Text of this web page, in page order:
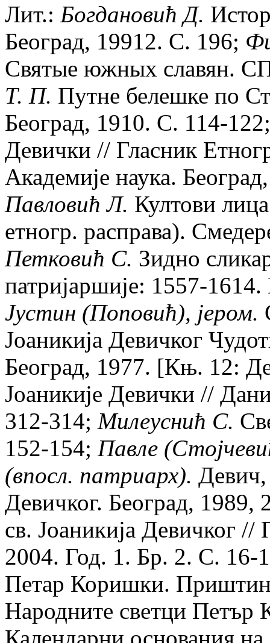
Лит.: Богдановић Д.
Београд, 19912. С. 196;
Святые южных славян.
Т. П. Путне белешке по
Београд, 1910. С. 114-
Девички // Гласник
Академиjе наука.
Павловић Л. Култови
етногр. расправа).
Петковић С. Зидно
патриjаршиjе: 1557-
Jустин (Поповић), jером.
Jоаникиjа Девичког
Београд, 1977. [Књ. 12:
Jоаникиjе Девички //
312-314; Милеуснић С.
152-154; Павле
(впосл. патриарх). Девич,
Девичког. Београд, 1989,
св. Jоаникиjа Девичког //
2004. Год. 1. Бр. 2. С. 16-
Петар Коришки.
Народните светци
Календарни основания